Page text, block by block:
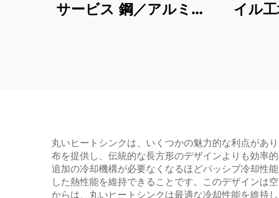
サービス 鋼／アルミニ
イル
丸いヒートシンクは、いくつかの魅力的な利点があ
布を提供し、伝統的な長方形のデザインよりも効率
追加の冷却機構が必要なくなるほどパッシブ冷却性
した熱性能を維持できることです。このデザインは
からは、丸いヒートシンクは最適な冷却性能を維持